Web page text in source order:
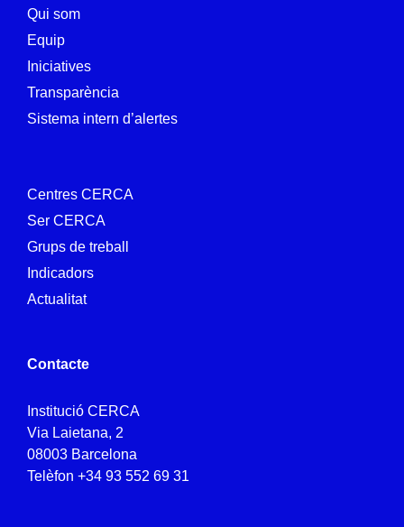
Qui som
Equip
Iniciatives
Transparència
Sistema intern d’alertes
Centres CERCA
Ser CERCA
Grups de treball
Indicadors
Actualitat
Contacte
Institució CERCA
Via Laietana, 2
08003 Barcelona
Telèfon +34 93 552 69 31